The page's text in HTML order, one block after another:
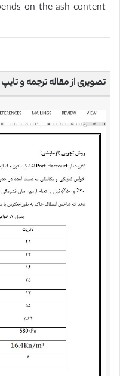
on the ash content
تصویری از مقاله ترجمه و